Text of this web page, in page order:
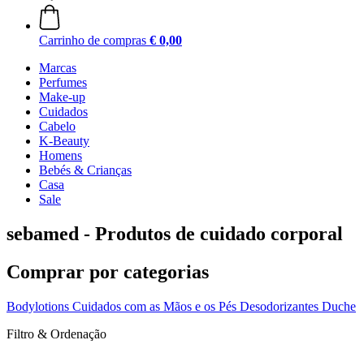
Carrinho de compras € 0,00
Marcas
Perfumes
Make-up
Cuidados
Cabelo
K-Beauty
Homens
Bebés & Crianças
Casa
Sale
sebamed - Produtos de cuidado corporal
Comprar por categorias
Bodylotions Cuidados com as Mãos e os Pés Desodorizantes Duche
Filtro & Ordenação